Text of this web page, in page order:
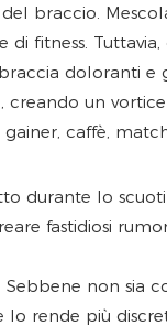
braccio.
fitness.
doloranti e
un
caffè,
durante lo
fastidiosi
non sia
rende più